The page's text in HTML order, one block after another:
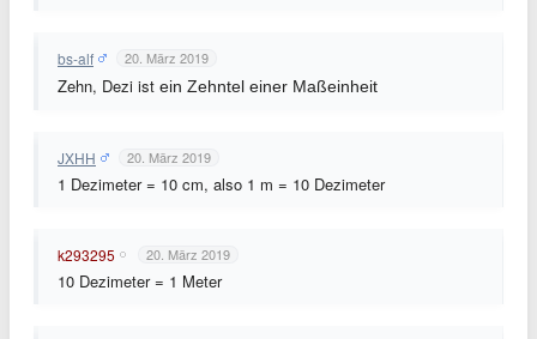
bs-alf 20. März 2019
Zehn, Dezi ist ein Zehntel einer Maßeinheit
JXHH 20. März 2019
1 Dezimeter = 10 cm, also 1 m = 10 Dezimeter
k293295 20. März 2019
10 Dezimeter = 1 Meter